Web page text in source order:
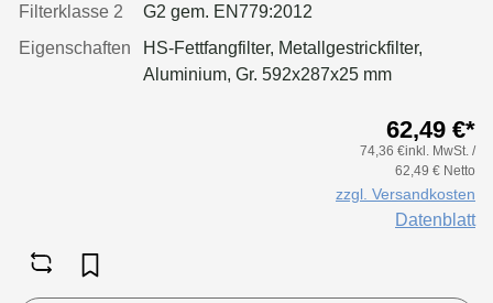
Filterklasse 2
G2 gem. EN779:2012
Eigenschaften
HS-Fettfangfilter, Metallgestrickfilter,
Aluminium, Gr. 592x287x25 mm
62,49 €*
74,36 €inkl. MwSt. /
62,49 € Netto
zzgl. Versandkosten
Datenblatt